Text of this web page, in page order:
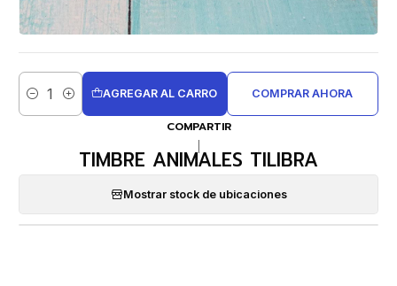
Cantidad
AGREGAR AL CARRO COMPRAR AHORA
COMPARTIR
TIMBRE ANIMALES TILIBRA
Mostrar stock de ubicaciones